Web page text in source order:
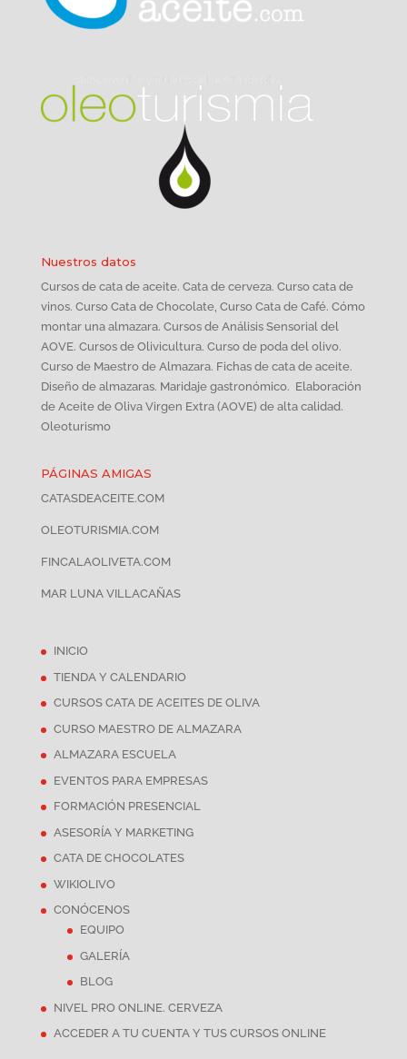
Nuestros datos
Cursos de cata de aceite. Cata de cerveza. Curso cata de
vinos. Curso Cata de Chocolate, Curso Cata de Café. Cómo
montar una almazara. Cursos de Análisis Sensorial del
AOVE. Cursos de Olivicultura. Curso de poda del olivo.
Curso de Maestro de Almazara. Fichas de cata de aceite.
Diseño de almazaras. Maridaje gastronómico. Elaboración
de Aceite de Oliva Virgen Extra (AOVE) de alta calidad.
Oleoturismo
PÁGINAS AMIGAS
CATASDEACEITE.COM
OLEOTURISMIA.COM
FINCALAOLIVETA.COM
MAR LUNA VILLACAÑAS
INICIO
TIENDA Y CALENDARIO
CURSOS CATA DE ACEITES DE OLIVA
CURSO MAESTRO DE ALMAZARA
ALMAZARA ESCUELA
EVENTOS PARA EMPRESAS
FORMACIÓN PRESENCIAL
ASESORÍA Y MARKETING
CATA DE CHOCOLATES
WIKIOLIVO
CONÓCENOS
EQUIPO
GALERÍA
BLOG
NIVEL PRO ONLINE. CERVEZA
ACCEDER A TU CUENTA Y TUS CURSOS ONLINE